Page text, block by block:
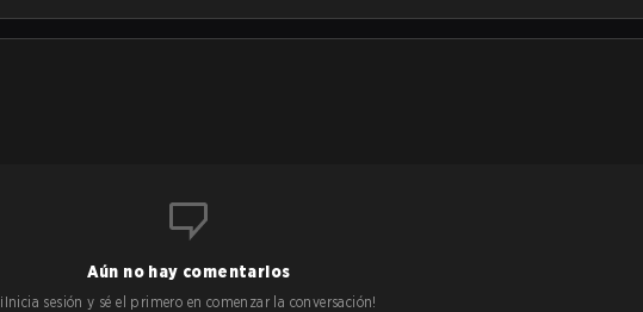
Aún no hay comentarios
¡Inicia sesión y sé el primero en comenzar la conversación!